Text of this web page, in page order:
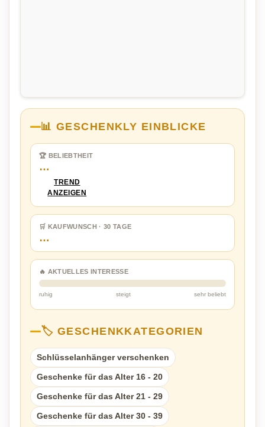
📊 GESCHENKLY EINBLICKE
🏆 BELIEBTHEIT
…
TREND
ANZEIGEN
🛒 KAUFWUNSCH · 30 TAGE
…
🔥 AKTUELLES INTERESSE
ruhig steigt sehr beliebt
🏷️ GESCHENKKATEGORIEN
Schlüsselanhänger verschenken
Geschenke für das Alter 16 - 20
Geschenke für das Alter 21 - 29
Geschenke für das Alter 30 - 39